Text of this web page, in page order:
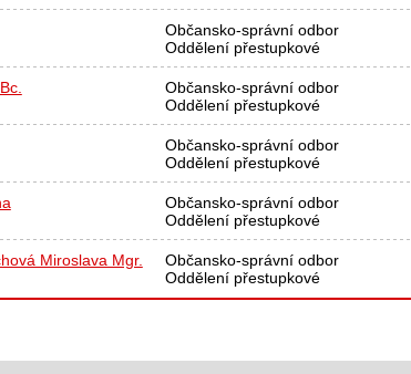
Občansko-správní odbor
Oddělení přestupkové
Občansko-správní odbor
Oddělení přestupkové
Občansko-správní odbor
Oddělení přestupkové
Občansko-správní odbor
Oddělení přestupkové
Miroslava Mgr.
Občansko-správní odbor
Oddělení přestupkové